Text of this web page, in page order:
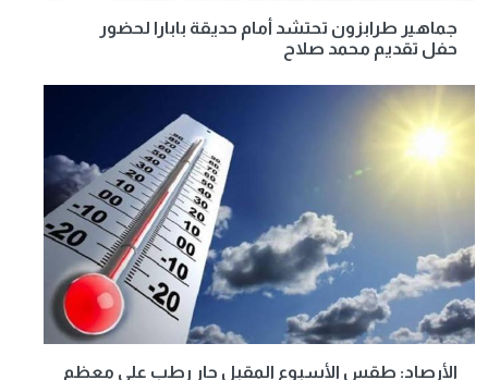
جماهير طرابزون تحتشد أمام حديقة بابارا لحضور
حفل تقديم محمد صلاح
الأرصاد: طقس الأسبوع المقبل حار رطب على معظم